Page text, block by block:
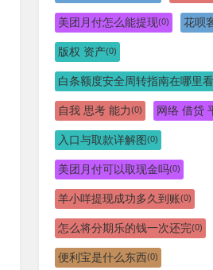
美团月付怎么能提现(0) 花呗
版权 资产(0)
白条额度安全周转指南在哪里看
自我 思考 能力(0) 网络 借贷
入口与取款详解图(0)
美团月付可以取现金吗(0)
羊小咩提现成功多久到账(0)
怎么将分期乐的钱一次还完(0)
便利宝是什么东西(0)